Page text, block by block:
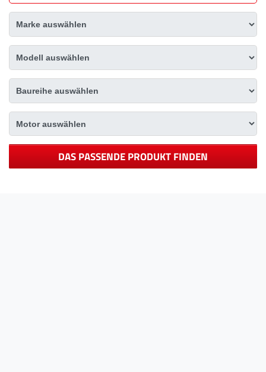
DAS PASSENDE PRODUKT FINDEN